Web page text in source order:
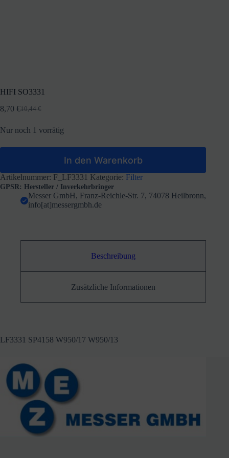
HIFI SO3331
10,44€
Ursprünglicher
war:
8,70 €Aktueller
ist:
Nur noch 1 vorrätig
In den Warenkorb
Artikelnummer: F_LF3331 Kategorie: Filter
GPSR: Hersteller / Inverkehrbringer
Messer GmbH, Franz-Reichle-Str. 7, 74078 Heilbronn,
info[at]messergmbh.de
Beschreibung
Zusätzliche Informationen
LF3331 SP4158 W950/17 W950/13